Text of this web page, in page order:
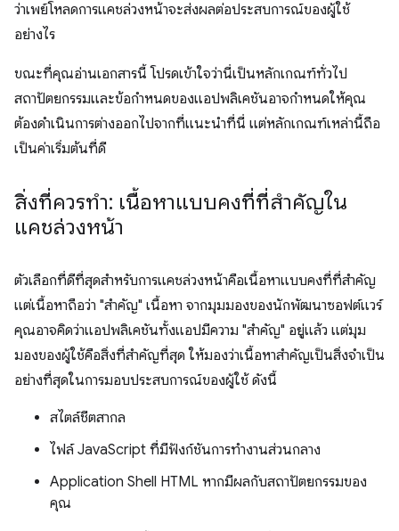
ว่าเพย์โหลดการแคชล่วงหน้าจะส่งผลต่อประสบการณ์ของผู้ใช้
อย่างไร
ขณะที่คุณอ่านเอกสารนี้ โปรดเข้าใจว่านี่เป็นหลักเกณฑ์ทั่วไป
สถาปัตยกรรมและข้อกำหนดของแอปพลิเคชันอาจกำหนดให้คุณ
ต้องดำเนินการต่างออกไปจากที่แนะนำที่นี่ แต่หลักเกณฑ์เหล่านี้ถือ
เป็นค่าเริ่มต้นที่ดี
สิ่งที่ควรทำ: เนื้อหาแบบคงที่ที่สำคัญใน
แคชล่วงหน้า
ตัวเลือกที่ดีที่สุดสำหรับการแคชล่วงหน้าคือเนื้อหาแบบคงที่ที่สำคัญ
แต่เนื้อหาถือว่า "สำคัญ" เนื้อหา จากมุมมองของนักพัฒนาซอฟต์แวร์
คุณอาจคิดว่าแอปพลิเคชันทั้งแอปมีความ "สำคัญ" อยู่แล้ว แต่มุม
มองของผู้ใช้คือสิ่งที่สำคัญที่สุด ให้มองว่าเนื้อหาสำคัญเป็นสิ่งจำเป็น
อย่างที่สุดในการมอบประสบการณ์ของผู้ใช้ ดังนี้
สไตล์ชีตสากล
ไฟล์ JavaScript ที่มีฟังก์ชันการทำงานส่วนกลาง
Application Shell HTML หากมีผลกับสถาปัตยกรรมของ
คุณ